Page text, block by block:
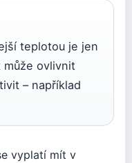
teplotou je jen
může ovlivnit
– například
vyplatí mít v